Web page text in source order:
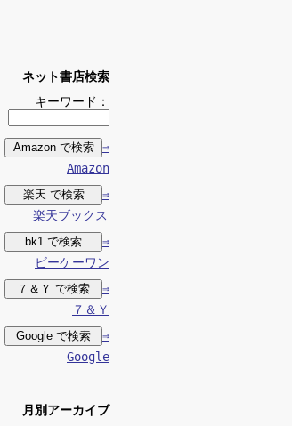
ネット書店検索
キーワード：
⇒
Amazon
⇒
楽天ブックス
⇒
ビーケーワン
⇒
７＆Ｙ
⇒
Google
月別アーカイブ